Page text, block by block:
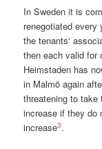
In Sweden it is
renegotiated every
the tenants‘
then each valid for
Heimstaden has
in Malmö again
threatening to take
increase if they do
increase3.